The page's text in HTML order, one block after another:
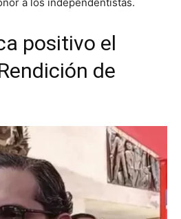
positivo el
de